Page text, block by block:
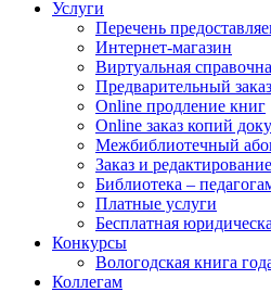
Услуги
Перечень
Интернет-магазин
Виртуальная
Предварительный
Online продление книг
Online заказ копий
Межбиблиотечный
Заказ и
Библиотека –
Платные услуги
Бесплатная
Конкурсы
Вологодская книга
Коллегам